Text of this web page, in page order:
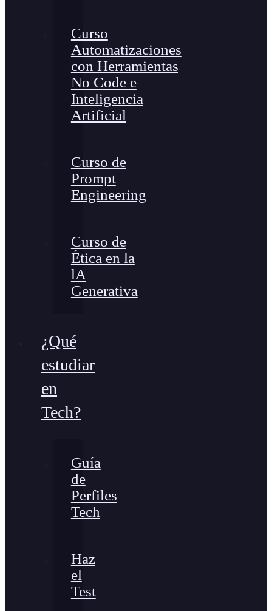
Curso
Automatizaciones
con Herramientas
No Code e
Inteligencia
Artificial
Curso de
Prompt
Engineering
Curso de
Ética en la
lA
Generativa
¿Qué
estudiar
en
Tech?
Guía
de
Perfiles
Tech
Haz
el
Test